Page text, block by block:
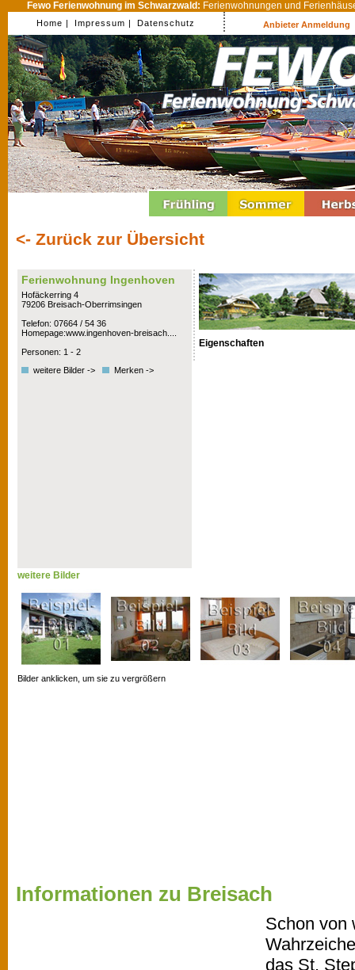
Fewo Ferienwohnung im Schwarzwald: Ferienwohnungen und
Home | Impressum | Datenschutz Anbieter Anmeldung
<- Zurück zur Übersicht
Ferienwohnung Ingenhoven
Hofäckerring 4
79206 Breisach-Oberrimsingen
Telefon: 07664 / 54 36
Homepage:www.ingenhoven-breisach....
Personen: 1 - 2
weitere Bilder ->
Merken ->
Eigenschaften
weitere Bilder
Bilder anklicken, um sie zu vergrößern
Informationen zu Breisach
Schon von
das St.